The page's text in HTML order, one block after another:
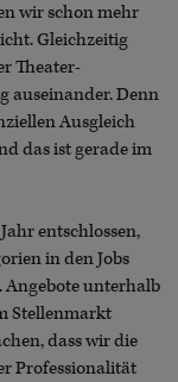
wir schon mehr
Gleichzeitig
Theater-
auseinander. Denn
Ausgleich
das ist gerade im
entschlossen,
in den Jobs
Angebote unterhalb
Stellenmarkt
dass wir die
Professionalität